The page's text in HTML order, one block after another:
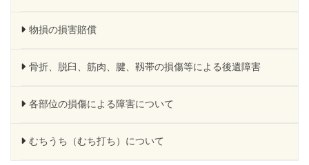
物損の損害賠償
骨折、脱臼、筋肉、腱、靱帯の損傷等による後遺障害
各部位の損傷による障害について
むちうち（むち打ち）について